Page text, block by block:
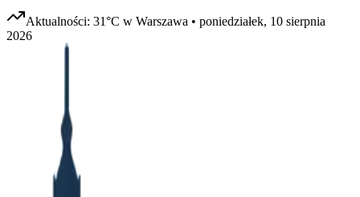
Aktualności: 31°C w Warszawa • poniedziałek, 10 sierpnia
2026